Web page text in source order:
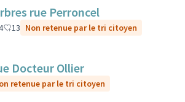
rue Perroncel
13 Non retenue par le tri citoyen
Docteur Ollier
retenue par le tri citoyen